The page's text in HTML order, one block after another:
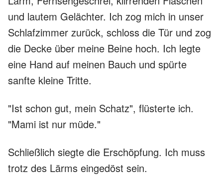
und lautem Gelächter. Ich zog mich in unser
Schlafzimmer zurück, schloss die Tür und zog
die Decke über meine Beine hoch. Ich legte
eine Hand auf meinen Bauch und spürte
sanfte kleine Tritte.
"Ist schon gut, mein Schatz", flüsterte ich.
"Mami ist nur müde."
Schließlich siegte die Erschöpfung. Ich muss
trotz des Lärms eingedöst sein.